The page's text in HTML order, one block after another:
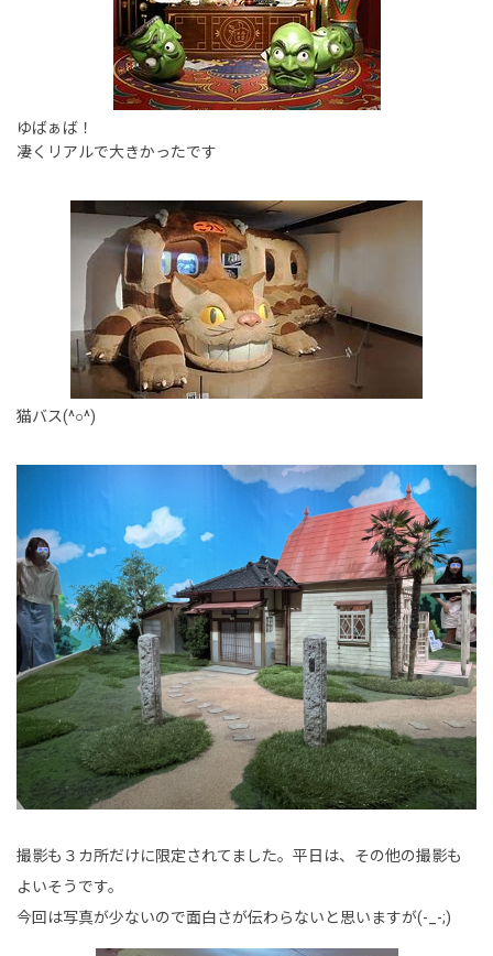
ゆばぁば！
凄くリアルで大きかったです
猫バス(^○^)
撮影も３カ所だけに限定されてました。平日は、その他の撮影も
よいそうです。
今回は写真が少ないので面白さが伝わらないと思いますが(-_-;)